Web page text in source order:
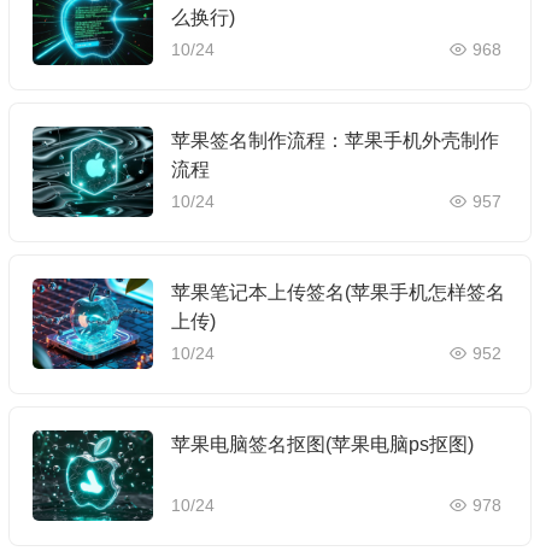
么换行)
10/24 968
苹果签名制作流程：苹果手机外壳制作
流程
10/24 957
苹果笔记本上传签名(苹果手机怎样签名
上传)
10/24 952
苹果电脑签名抠图(苹果电脑ps抠图)
10/24 978